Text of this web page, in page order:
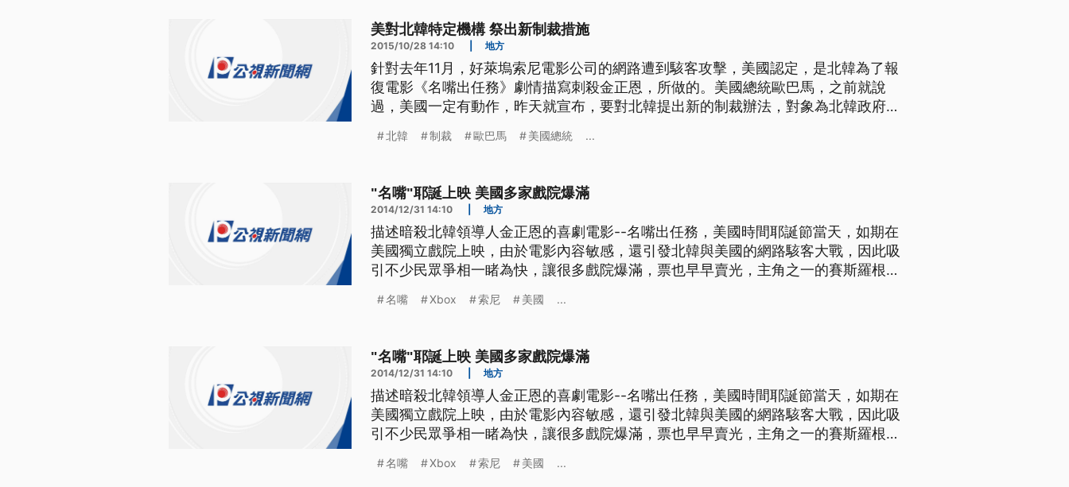
美對北韓特定機構 祭出新制裁措施
2015/10/28 14:10 地方
針對去年11月，好萊塢索尼電影公司的網路遭到駭客攻擊，美國認定，是北韓為了報
復電影《名嘴出任務》劇情描寫刺殺金正恩，所做的。美國總統歐巴馬，之前就說
過，美國一定有動作，昨天就宣布，要對北韓提出新的制裁辦法，對象為北韓政府的
擊好萊塢索尼影業網路祭出制裁。根據歐巴馬發布的命令，美國制裁的3個機構，包
北韓 制裁 歐巴馬 美國總統 ...
"名嘴"耶誕上映 美國多家戲院爆滿
2014/12/31 14:10 地方
描述暗殺北韓領導人金正恩的喜劇電影--名嘴出任務，美國時間耶誕節當天，如期在
美國獨立戲院上映，由於電影內容敏感，還引發北韓與美國的網路駭客大戰，因此吸
引不少民眾爭相一睹為快，讓很多戲院爆滿，票也早早賣光，主角之一的賽斯羅根，
大城市的獨立戲院上映，許多戲院首日當天，該片所有場次的門票都銷售一空。 美
名嘴 Xbox 索尼 美國 ...
"名嘴"耶誕上映 美國多家戲院爆滿
2014/12/31 14:10 地方
描述暗殺北韓領導人金正恩的喜劇電影--名嘴出任務，美國時間耶誕節當天，如期在
美國獨立戲院上映，由於電影內容敏感，還引發北韓與美國的網路駭客大戰，因此吸
引不少民眾爭相一睹為快，讓很多戲院爆滿，票也早早賣光，主角之一的賽斯羅根，
大城市的獨立戲院上映，許多戲院首日當天，該片所有場次的門票都銷售一空。 美
名嘴 Xbox 索尼 美國 ...